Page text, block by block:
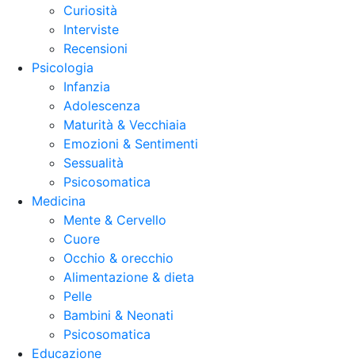
Curiosità
Interviste
Recensioni
Psicologia
Infanzia
Adolescenza
Maturità & Vecchiaia
Emozioni & Sentimenti
Sessualità
Psicosomatica
Medicina
Mente & Cervello
Cuore
Occhio & orecchio
Alimentazione & dieta
Pelle
Bambini & Neonati
Psicosomatica
Educazione